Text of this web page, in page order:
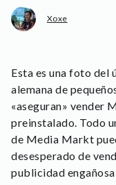
Xoxe
Esta es una foto del
alemana de
«aseguran» vender
preinstalado. Todo
de Media Markt
desesperado de
publicidad